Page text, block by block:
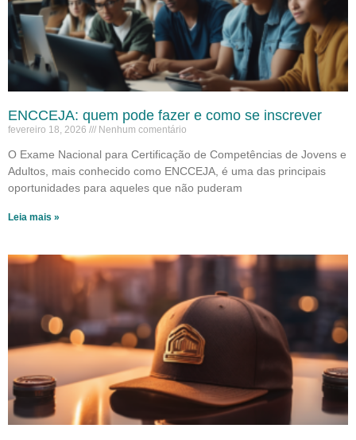
ENCCEJA: quem pode fazer e como se inscrever
fevereiro 18, 2026 Nenhum comentário
O Exame Nacional para Certificação de Competências de Jovens e
Adultos, mais conhecido como ENCCEJA, é uma das principais
oportunidades para aqueles que não puderam
Leia mais »